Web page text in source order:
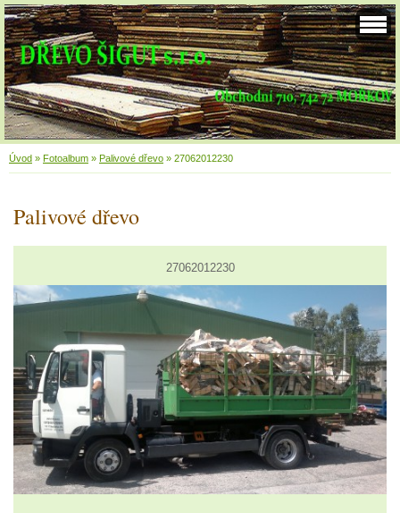
Úvod » Fotoalbum » Palivové dřevo » 27062012230
Palivové dřevo
27062012230